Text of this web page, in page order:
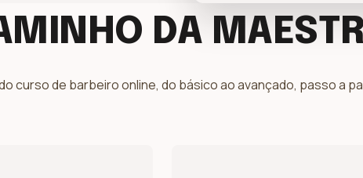
DA
curso de barbeiro online, do básico ao avançado, passo a